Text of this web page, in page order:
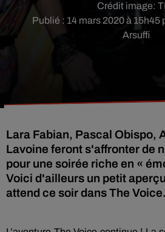
Publié : 14 mars 2020 à 15h45
Arsuffi
Crédit image:
Lara Fabian, Pascal Obispo,
Lavoine feront s'affronter de
pour une soirée riche en «
Voici d'ailleurs un petit
attend ce soir dans The Voice.